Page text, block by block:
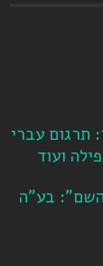
תרגום עברי
ועוד
בע"ה